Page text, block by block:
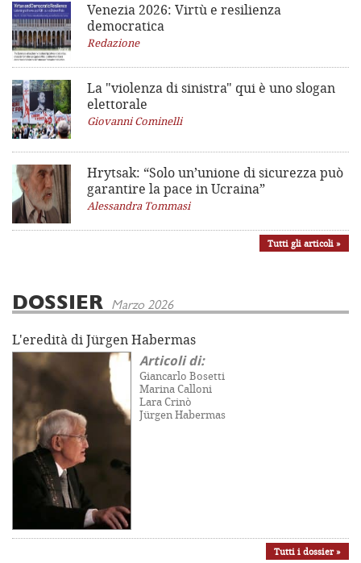
Venezia 2026: Virtù e resilienza
democratica
Redazione
La "violenza di sinistra" qui è uno slogan
elettorale
Giovanni Cominelli
Hrytsak: “Solo un’unione di sicurezza può
garantire la pace in Ucraina”
Alessandra Tommasi
Tutti gli articoli »
DOSSIER Marzo 2026
L'eredità di Jürgen Habermas
Articoli di:
Giancarlo Bosetti
Marina Calloni
Lara Crinò
Jürgen Habermas
Tutti i dossier »